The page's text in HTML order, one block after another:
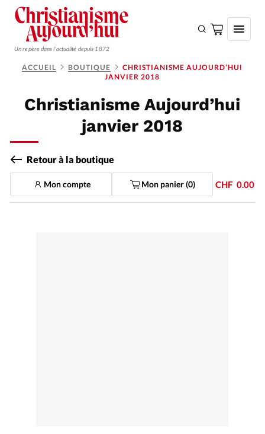
Un repère dans l'actualité depuis 1872
S'ABONNER
Monde
Tous les articles
Faire un don
ACCUEIL BOUTIQUE
CHRISTIANISME AUJOURD’HUI
JANVIER 2018
Christianisme Aujourd’hui
janvier 2018
Retour à la boutique
Mon compte Mon panier (0) CHF 0.00